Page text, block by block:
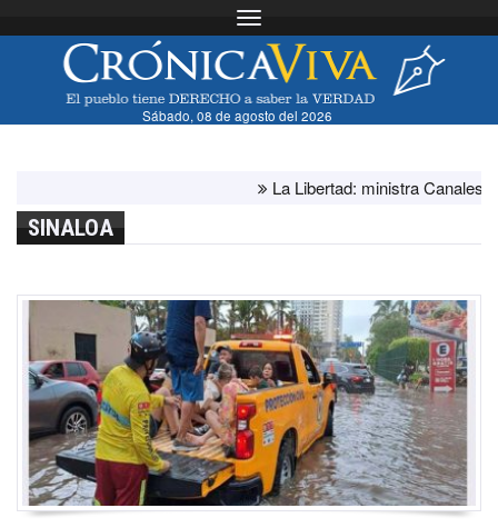
Toggle navigation
Sábado, 08 de agosto del 2026
La Libertad: ministra Canales
SINALOA